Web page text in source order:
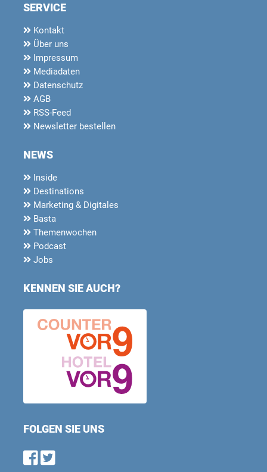
SERVICE
Kontakt
Über uns
Impressum
Mediadaten
Datenschutz
AGB
RSS-Feed
Newsletter bestellen
NEWS
Inside
Destinations
Marketing & Digitales
Basta
Themenwochen
Podcast
Jobs
KENNEN SIE AUCH?
FOLGEN SIE UNS
Find us on Facebook
Follow us on Twitter